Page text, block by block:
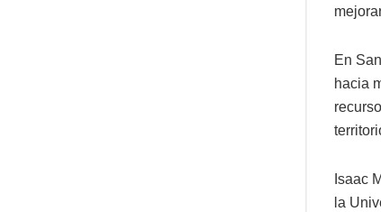
En
hacia
Isaac
la